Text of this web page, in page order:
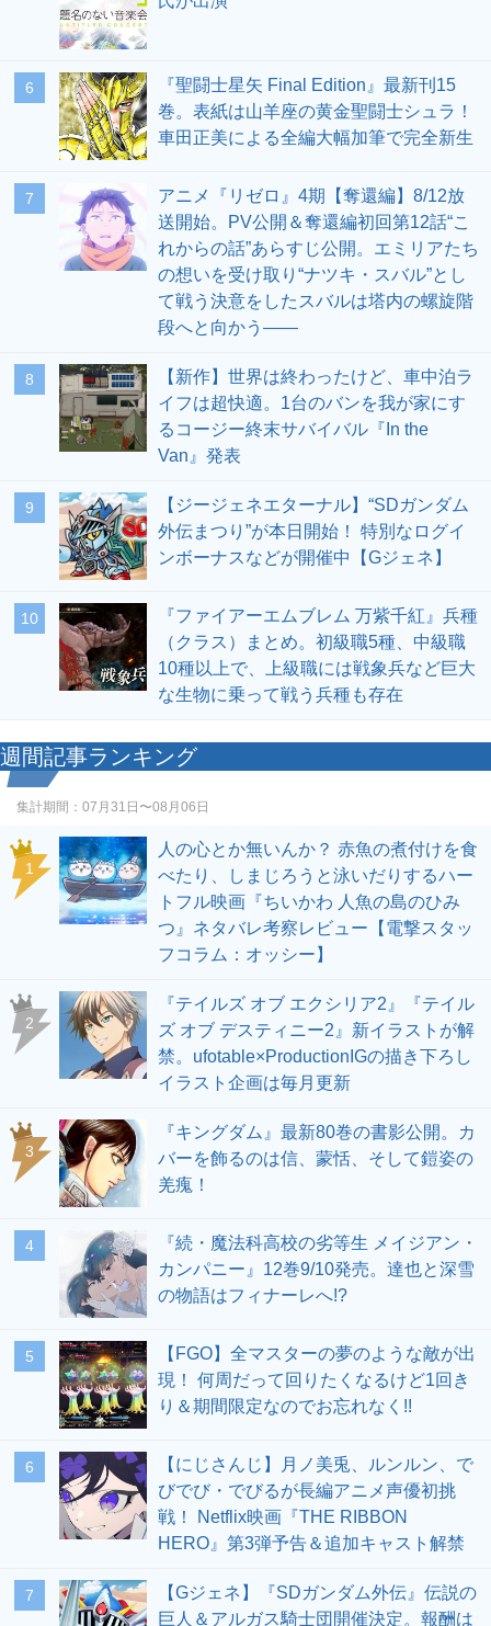
6
『聖闘士星矢 Final Edition』最新刊15
巻。表紙は山羊座の黄金聖闘士シュラ！
車田正美による全編大幅加筆で完全新生
7
アニメ『リゼロ』4期【奪還編】8/12放
送開始。PV公開＆奪還編初回第12話“こ
れからの話”あらすじ公開。エミリアたち
の想いを受け取り“ナツキ・スバル”とし
て戦う決意をしたスバルは塔内の螺旋階
段へと向かう――
8
【新作】世界は終わったけど、車中泊ラ
イフは超快適。1台のバンを我が家にす
るコージー終末サバイバル『In the
Van』発表
9
【ジージェネエターナル】“SDガンダム
外伝まつり”が本日開始！ 特別なログイ
ンボーナスなどが開催中【Gジェネ】
10
『ファイアーエムブレム 万紫千紅』兵種
（クラス）まとめ。初級職5種、中級職
10種以上で、上級職には戦象兵など巨大
な生物に乗って戦う兵種も存在
週間記事ランキング
集計期間： 07月31日〜08月06日
1
人の心とか無いんか？ 赤魚の煮付けを食
べたり、しまじろうと泳いだりするハー
トフル映画『ちいかわ 人魚の島のひみ
つ』ネタバレ考察レビュー【電撃スタッ
フコラム：オッシー】
2
『テイルズ オブ エクシリア2』『テイル
ズ オブ デスティニー2』新イラストが解
禁。ufotable×ProductionIGの描き下ろし
イラスト企画は毎月更新
3
『キングダム』最新80巻の書影公開。カ
バーを飾るのは信、蒙恬、そして鎧姿の
羌瘣！
4
『続・魔法科高校の劣等生 メイジアン・
カンパニー』12巻9/10発売。達也と深雪
の物語はフィナーレへ!?
5
【FGO】全マスターの夢のような敵が出
現！ 何周だって回りたくなるけど1回き
り＆期間限定なのでお忘れなく!!
6
【にじさんじ】月ノ美兎、ルンルン、で
びでび・でびるが長編アニメ声優初挑
戦！ Netflix映画『THE RIBBON
HERO』第3弾予告＆追加キャスト解禁
7
【Gジェネ】『SDガンダム外伝』伝説の
巨人＆アルガス騎士団開催決定。報酬は